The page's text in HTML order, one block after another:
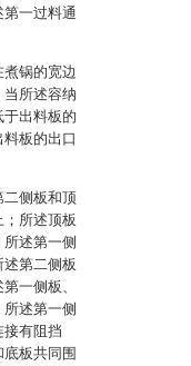
一过料通
锅的宽边
所述容纳
出料板的
板的出口
二侧板和顶
所述顶板
述第一侧
第二侧板
一侧板、
述第一侧
有阻挡
板共同围